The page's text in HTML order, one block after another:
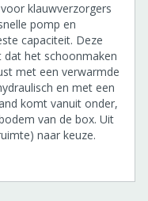
klauwverzorgers
pomp en
capaciteit. Deze
dat het schoonmaken
met een verwarmde
en met een
komt vanuit onder,
van de box. Uit
naar keuze.